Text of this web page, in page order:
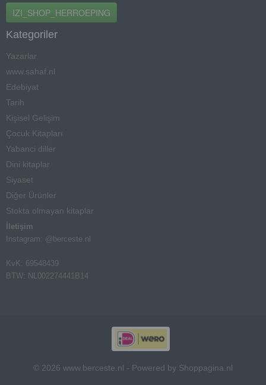
IZI_SHOP_HERROEPING
Kategoriler
Yazarlar
www.sahaf.nl
Edebiyat
Tarih
Kişisel Gelişim
Çocuk Kitapları
Yabanci diller
Dini kitaplar
Siyaset
Diğer Ürünler
Stokta olmayan kitaplar
İletişim
Instagram: @berceste.nl
KvK: 69548439
BTW: NL002274441B14
© 2026 www.berceste.nl - Powered by Shoppagina.nl